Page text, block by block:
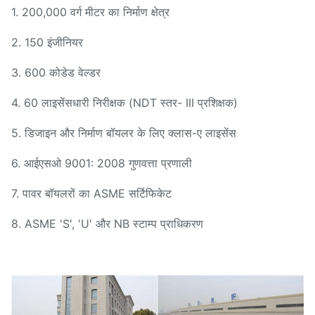
1. 200,000 वर्ग मीटर का निर्माण क्षेत्र
2. 150 इंजीनियर
3. 600 कोडेड वेल्डर
4. 60 लाइसेंसधारी निरीक्षक (NDT स्तर- III प्रशिक्षक)
5. डिजाइन और निर्माण बॉयलर के लिए क्लास-ए लाइसेंस
6. आईएसओ 9001: 2008 गुणवत्ता प्रणाली
7. पावर बॉयलरों का ASME सर्टिफिकेट
8. ASME 'S', 'U' और NB स्टाम्प प्राधिकरण